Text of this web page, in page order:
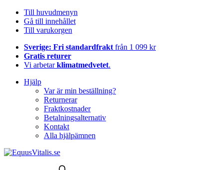
Till huvudmenyn
Gå till innehållet
Till varukorgen
Sverige: Fri standardfrakt från 1 099 kr
Gratis returer
Vi arbetarklimatmedvetet.
Hjälp
Var är min beställning?
Returnerar
Fraktkostnader
Betalningsalternativ
Kontakt
Alla hjälpämnen